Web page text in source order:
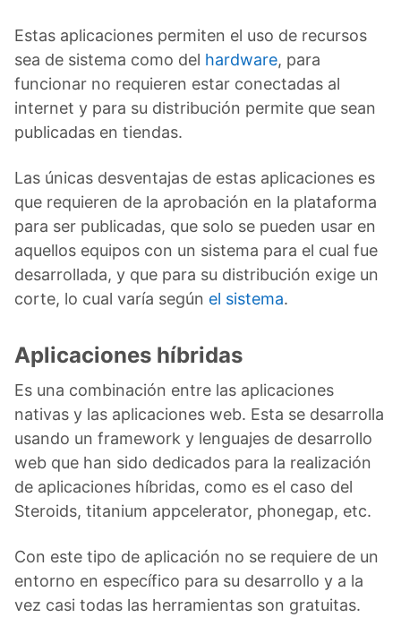
Estas aplicaciones permiten el uso de recursos
sea de sistema como del hardware, para
funcionar no requieren estar conectadas al
internet y para su distribución permite que sean
publicadas en tiendas.
Las únicas desventajas de estas aplicaciones es
que requieren de la aprobación en la plataforma
para ser publicadas, que solo se pueden usar en
aquellos equipos con un sistema para el cual fue
desarrollada, y que para su distribución exige un
corte, lo cual varía según el sistema.
Aplicaciones híbridas
Es una combinación entre las aplicaciones
nativas y las aplicaciones web. Esta se desarrolla
usando un framework y lenguajes de desarrollo
web que han sido dedicados para la realización
de aplicaciones híbridas, como es el caso del
Steroids, titanium appcelerator, phonegap, etc.
Con este tipo de aplicación no se requiere de un
entorno en específico para su desarrollo y a la
vez casi todas las herramientas son gratuitas.